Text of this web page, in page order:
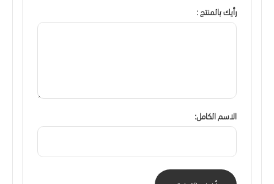
رأيك بالمنتج :
الاسم الكامل: